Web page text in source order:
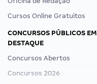
Cursos Online Gratuitos
CONCURSOS PÚBLICOS EM
DESTAQUE
Concursos Abertos
Concursos 2026